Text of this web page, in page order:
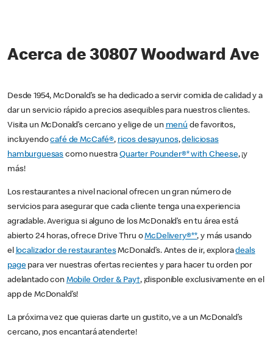
Acerca de 30807 Woodward Ave
Desde 1954, McDonald’s se ha dedicado a servir comida de calidad y a
dar un servicio rápido a precios asequibles para nuestros clientes.
Visita un McDonald’s cercano y elige de un menú de favoritos,
incluyendocafé de McCafé®, ricos desayunos,deliciosas
hamburguesas como nuestraQuarter Pounder®* with Cheese, ¡y
más!
Los restaurantes a nivel nacional ofrecen un gran número de
servicios para asegurar que cada cliente tenga una experiencia
agradable. Averigua si alguno de los McDonald’s en tu área está
abierto 24 horas, ofrece Drive Thru oMcDelivery®**, y más usando
el localizador de restaurantesMcDonald’s. Antes de ir, exploradeals
pagepara ver nuestras ofertas recientes y para hacer tu orden por
adelantado con Mobile Order & Pay†, ¡disponible exclusivamente en el
app de McDonald’s!
La próxima vez que quieras darte un gustito, ve a un McDonald’s
cercano, ¡nos encantará atenderte!